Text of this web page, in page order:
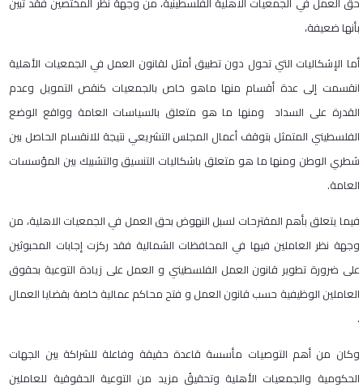
بأنها ضعيفة،
أما الإشكاليات التي تحول دون تطبيق أمثل لقانون العمل في الجمعيات الأهلية
انقسمت إلى عدة أقسام منها ماهو خاص بالجمعيات كنقص التمويل وعدم
القدرة على السداد ومنها ما هو متعلق بالسياسات العامة وواقع الوضع
الفلسطيني المتمثل بتوقف أعمال المجلس التشريعي نتيجة للانقسام الحاصل بين
شطري الوطن ومنها ما هو متعلق باشكاليات التنسيق والتشبيك بين المؤسسات
العامة.
فيما يتعلق بأهم المقترحات لسبل النهوض بحق العمل في الجمعيات الاهلية، من
وجهة نظر العاملين فيها في المحافظات الشمالية فقد ركزت إجابات المحبوثين
على ضرورة تطوير قانون العمل الفلسطيني و العمل على زيادة التوعية بحقوق
العاملين الوظيفية حسب قانون العمل و فتح محاكم عمالية خاصة بقضايا العمال
.
وكان من أهم التوصيات مأسسة قاعدة حقيقة وفاعلة للشراكة بين الجهات
الحكومية والجمعيات الأهلية وتحقيقُ مزيد من التوعية الحقوقية للعاملين